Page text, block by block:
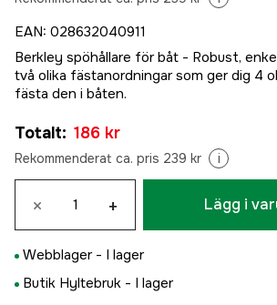
EAN: 028632040911
Berkley spöhållare för båt - Robust,
två olika fästanordningar som ger dig 4
fästa den i båten.
Totalt: 186 kr
Rekommenderat ca. pris 239 kr i
× + Lägg i
Webblager - I lager
Butik Hyltebruk - I lager